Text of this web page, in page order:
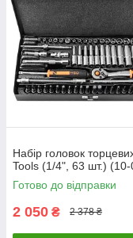
Набір головок
Tools (1/4", 63 шт.) (10-
Готово до відправки
2 050 ₴ 2 378 ₴